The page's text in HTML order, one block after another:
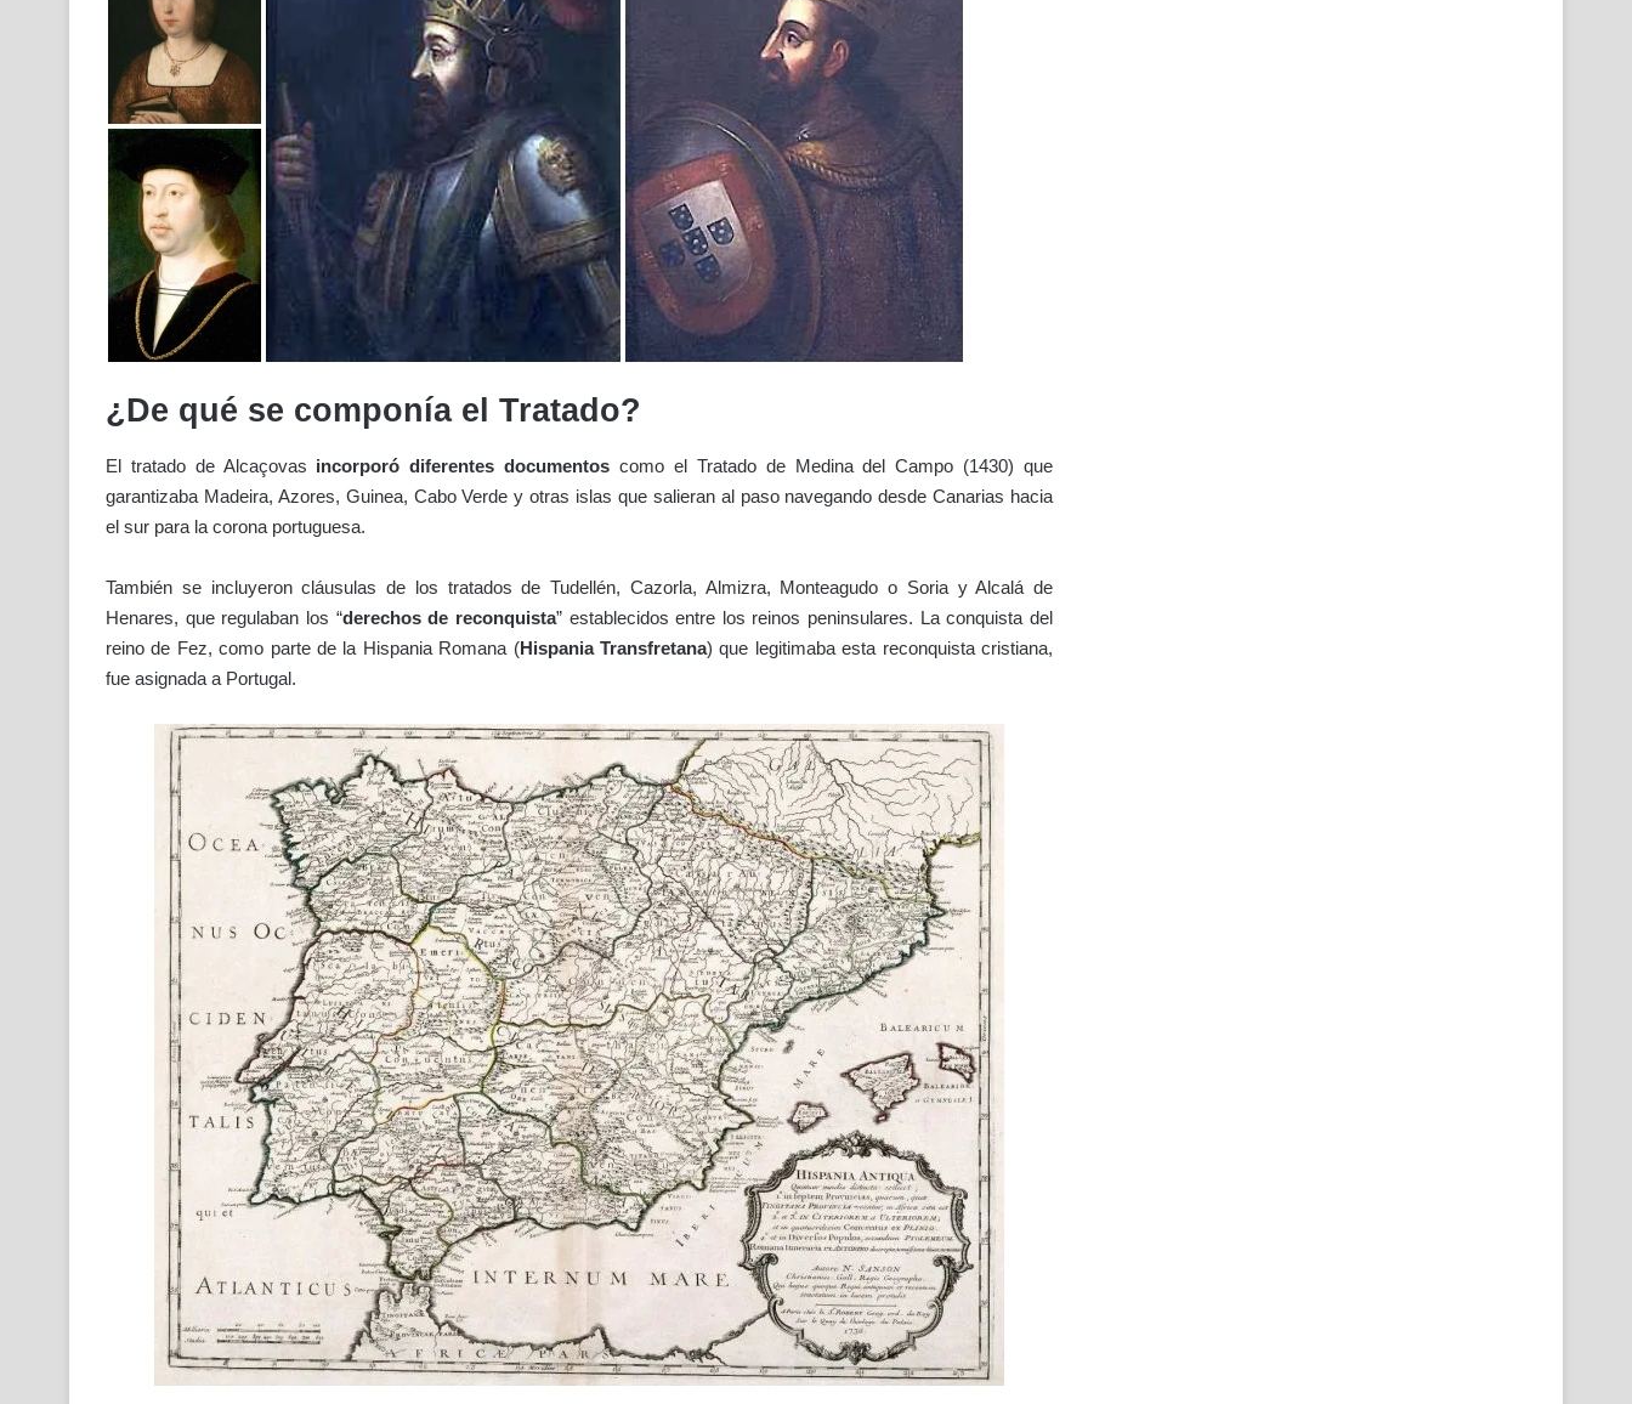
¿De qué se componía el Tratado?
El tratado de Alcaçovas incorporó diferentes documentos como el Tratado de Medina del Campo (1430) que
garantizaba Madeira, Azores, Guinea, Cabo Verde y otras islas que salieran al paso navegando desde Canarias hacia
el sur para la corona portuguesa.
También se incluyeron cláusulas de los tratados de Tudellén, Cazorla, Almizra, Monteagudo o Soria y Alcalá de
Henares, que regulaban los “derechos de reconquista” establecidos entre los reinos peninsulares. La conquista del
reino de Fez, como parte de la Hispania Romana (Hispania Transfretana) que legitimaba esta reconquista cristiana,
fue asignada a Portugal.